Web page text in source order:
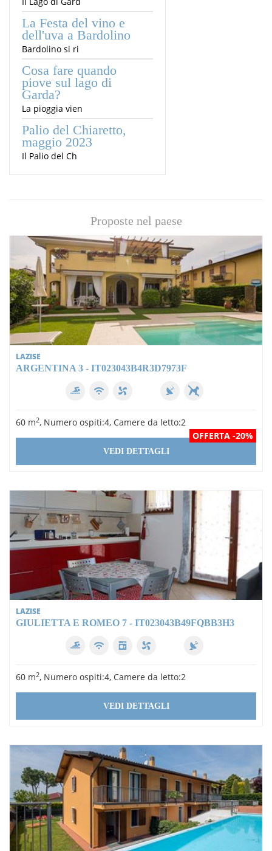
La Festa del vino e
dell'uva a Bardolino
Bardolino si ri
Cosa fare quando
piove sul lago di
Garda?
La pioggia vien
Palio del Chiaretto,
maggio 2023
Il Palio del Ch
Proposte nel paese
LAZISE
ARGENTINA 3 - IT023043B4R3D7973F
60 m2, Numero ospiti:4, Camere da letto:2
OFFERTA -20%
VEDI DETTAGLI
LAZISE
GIULIETTA E ROMEO 7 - IT023043B49FQBB3H3
60 m2, Numero ospiti:4, Camere da letto:2
VEDI DETTAGLI